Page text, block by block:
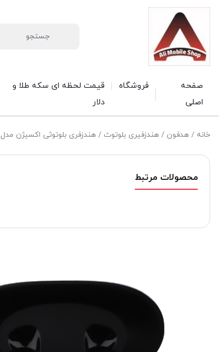
صفحه
اصلی
فروشگاه
قیمت لحظه ای سکه طلا و
دلار
خانه / هدفون / هندزفیری بلوتوث / هندزفری بلوتوثی اکسیژن مدل W15
محصولات مرتبط